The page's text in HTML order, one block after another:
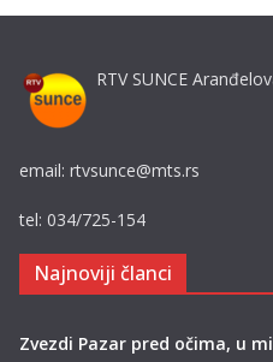
RTV SUNCE
email: rtvsunce@mts.rs
tel: 034/725-154
Najnoviji članci
Zvezdi Pazar pred očima, u